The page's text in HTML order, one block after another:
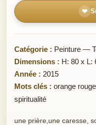
❤
Catégorie : Peinture —
Dimensions : H: 80 x L:
Année : 2015
Mots clés : orange
spiritualité
une prière,une caresse,